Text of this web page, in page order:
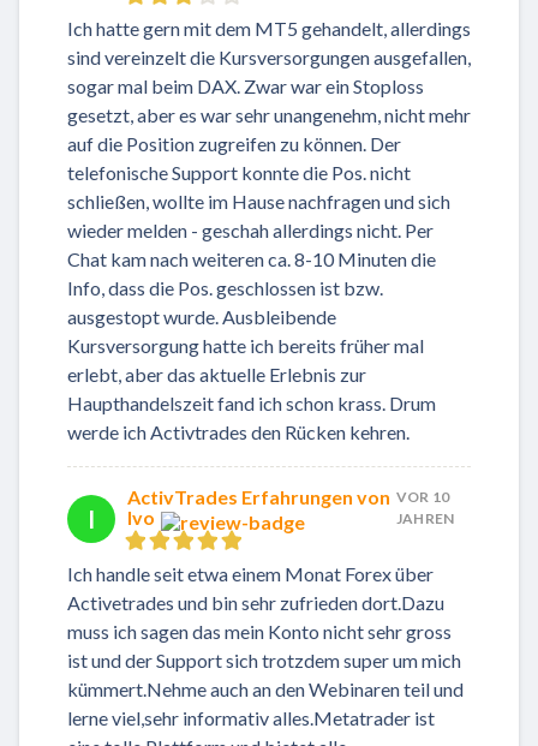
Ich hatte gern mit dem MT5 gehandelt, allerdings
sind vereinzelt die Kursversorgungen ausgefallen,
sogar mal beim DAX. Zwar war ein Stoploss
gesetzt, aber es war sehr unangenehm, nicht mehr
auf die Position zugreifen zu können. Der
telefonische Support konnte die Pos. nicht
schließen, wollte im Hause nachfragen und sich
wieder melden - geschah allerdings nicht. Per
Chat kam nach weiteren ca. 8-10 Minuten die
Info, dass die Pos. geschlossen ist bzw.
ausgestopt wurde. Ausbleibende
Kursversorgung hatte ich bereits früher mal
erlebt, aber das aktuelle Erlebnis zur
Haupthandelszeit fand ich schon krass. Drum
werde ich Activtrades den Rücken kehren.
I
ActivTrades Erfahrungen von
Ivo
VOR 10
JAHREN
Ich handle seit etwa einem Monat Forex über
Activetrades und bin sehr zufrieden dort.Dazu
muss ich sagen das mein Konto nicht sehr gross
ist und der Support sich trotzdem super um mich
kümmert.Nehme auch an den Webinaren teil und
lerne viel,sehr informativ alles.Metatrader ist